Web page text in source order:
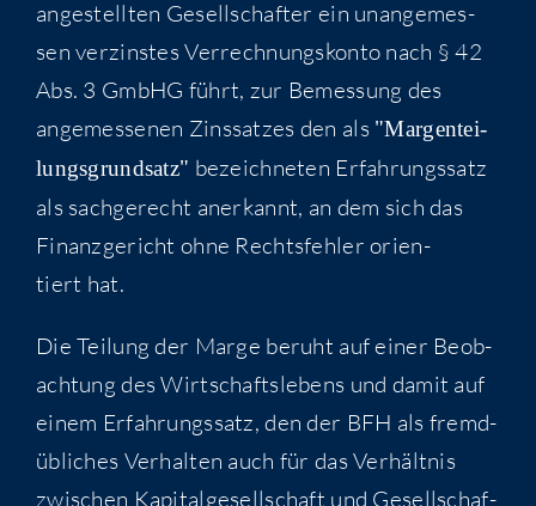
ange­stell­ten Gesell­schaf­ter ein unan­ge­mes­
sen ver­zins­tes Ver­rech­nungs­kon­to nach § 42
Abs. 3 GmbHG führt, zur Bemes­sung des
ange­mes­se­nen Zins­sat­zes den als "Mar­gen­tei­
lungs­grund­satz" bezeich­ne­ten Erfah­rungs­satz
als sach­ge­recht aner­kannt, an dem sich das
Finanz­ge­richt ohne Rechts­feh­ler ori­en­
tiert hat.
Die Tei­lung der Mar­ge beruht auf einer Beob­
ach­tung des Wirt­schafts­le­bens und damit auf
einem Erfah­rungs­satz, den der BFH als fremd­
üb­li­ches Ver­hal­ten auch für das Ver­hält­nis
zwi­schen Kapi­tal­ge­sell­schaft und Gesell­schaf­